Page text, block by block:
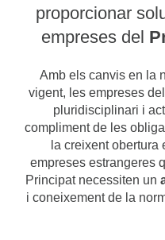
proporcionar
empreses del
Amb els canvis en la
vigent, les empreses
pluridisciplinari i
compliment de les
la creixent obertura
empreses estrangeres
Principat necessiten un
i coneixement de la